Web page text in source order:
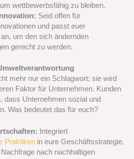
wettbewerbsfähig zu bleiben.
Seid offen für
und passt euer
um den sich ändernden
gerecht zu werden.
mehr nur ein Schlagwort; sie wird
Faktor für Unternehmen. Kunden
dass Unternehmen sozial und
Was bedeutet das für euch?
Integriert
Praktikenin eure Geschäftsstrategie,
nach nachhaltigen